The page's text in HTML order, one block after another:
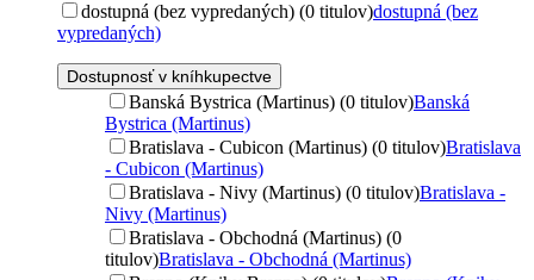
dostupná (bez vypredaných) (0 titulov)dostupná (bez
vypredaných)
Dostupnosť v kníhkupectve
Banská Bystrica (Martinus) (0 titulov)Banská
Bystrica (Martinus)
Bratislava - Cubicon (Martinus) (0 titulov)Bratislava
- Cubicon (Martinus)
Bratislava - Nivy (Martinus) (0 titulov)Bratislava -
Nivy (Martinus)
Bratislava - Obchodná (Martinus) (0
titulov)Bratislava - Obchodná (Martinus)